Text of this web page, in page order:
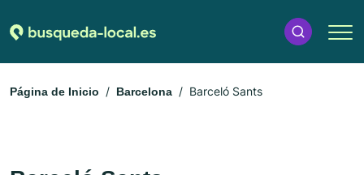
Página de Inicio Barcelona Barceló Sants